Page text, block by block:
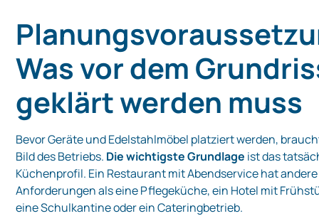
Was vor dem
geklärt werden muss
Bevor Geräte und Edelstahlmöbel platziert werden,
Bild des Betriebs. Die wichtigste Grundlage ist das
Küchenprofil. Ein Restaurant mit Abendservice hat andere
Anforderungen als eine Pflegeküche, ein Hotel mit
eine Schulkantine oder ein Cateringbetrieb.